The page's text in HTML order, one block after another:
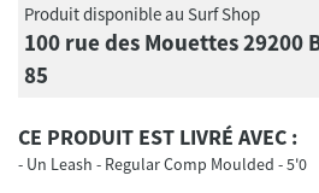
Produit disponible au Surf Shop
100 rue des Mouettes 29200
85
CE PRODUIT EST LIVRÉ AVEC :
Un Leash - Regular Comp Moulded - 5'0